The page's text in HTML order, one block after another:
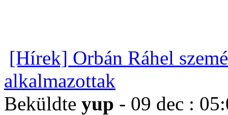
[Hírek] Orbán Ráhel
alkalmazottak
Beküldte yup - 09 dec :